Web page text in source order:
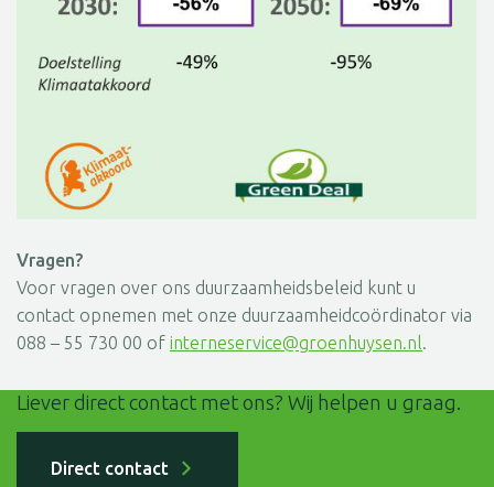
Vragen?
Voor vragen over ons duurzaamheidsbeleid kunt u
contact opnemen met onze duurzaamheidcoördinator via
088 – 55 730 00 of interneservice@groenhuysen.nl.
Liever direct contact met ons? Wij helpen u graag.
Direct contact